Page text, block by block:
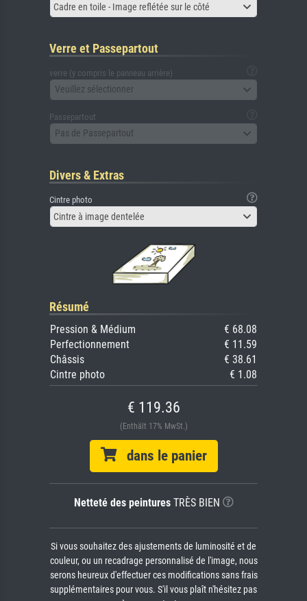
Cadre en toile - Image reflétée sur le côté
Verre et Passepartout
verre (y compris le panneau arrière)
Veuillez sélectionner
Passepartout
Pas de Passepartout
Divers & Extras
Cintre photo
Cintre à image dentelée
Résumé
Pression & Médium
€ 68.08
Perfectionnement
€ 11.59
Châssis
€ 38.61
Cintre photo
€ 1.08
€ 119.36
(Enthält 17% MwSt.)
dans le panier
Netteté des peinturesTRÈS BIEN
Si vous souhaitez des ajustements de luminosité et de
couleur, ou un recadrage personnalisé de l'image, nous
serons heureux d'effectuer ces modifications sans frais
supplémentaires pour vous. S'il vous plaît n'hésitez pas